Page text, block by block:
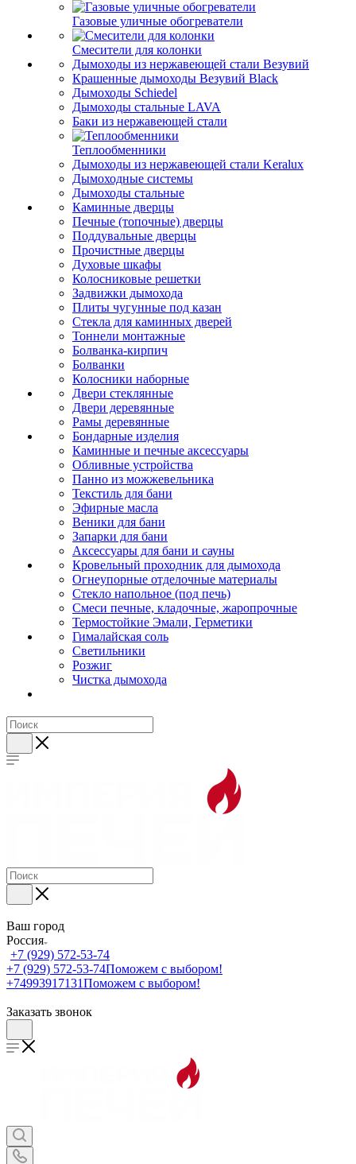
Газовые уличные обогреватели
Смесители для колонки
Дымоходы из нержавеющей стали Везувий
Крашенные дымоходы Везувий Black
Дымоходы Schiedel
Дымоходы стальные LAVA
Баки из нержавеющей стали
Теплообменники
Дымоходы из нержавеющей стали Keralux
Дымоходные системы
Дымоходы стальные
Каминные дверцы
Печные (топочные) дверцы
Поддувальные дверцы
Прочистные дверцы
Духовые шкафы
Колосниковые решетки
Задвижки дымохода
Плиты чугунные под казан
Стекла для каминных дверей
Тоннели монтажные
Болванка-кирпич
Болванки
Колосники наборные
Двери стеклянные
Двери деревянные
Рамы деревянные
Бондарные изделия
Каминные и печные аксессуары
Обливные устройства
Панно из можжевельника
Текстиль для бани
Эфирные масла
Веники для бани
Запарки для бани
Аксессуары для бани и сауны
Кровельный проходник для дымохода
Огнеупорные отделочные материалы
Стекло напольное (под печь)
Смеси печные, кладочные, жаропрочные
Термостойкие Эмали, Герметики
Гималайская соль
Светильники
Розжиг
Чистка дымохода
Ваш город
Россия
+7 (929) 572-53-74
+7 (929) 572-53-74Поможем с выбором!
+74993917131Поможем с выбором!
Заказать звонок